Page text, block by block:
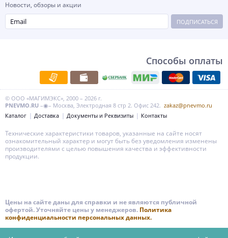
Новости, обзоры и акции
ПОДПИСАТЬСЯ
Способы оплаты
© ООО «МАГИМЭКС», 2000 – 2026 г.
PNEVMO.RU –◉– Москва, Электродная 8 стр 2. Офис 242. zakaz@pnevmo.ru
Каталог
Доставка Документы и Реквизиты Контакты
Технические характеристики товаров, указанные на сайте носят
ознакомительный характер и могут быть без уведомления изменены
производителями с целью повышения качества и эффективности
продукции.
Цены на сайте даны для справки и не являются публичной
офертой. Уточняйте цены у менеджеров. Политика
конфиденциальности персональных данных.